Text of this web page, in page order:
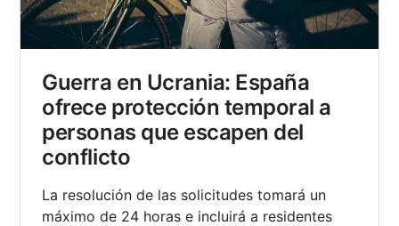
Guerra en Ucrania: España
ofrece protección temporal a
personas que escapen del
conflicto
La resolución de las solicitudes tomará un
máximo de 24 horas e incluirá a residentes